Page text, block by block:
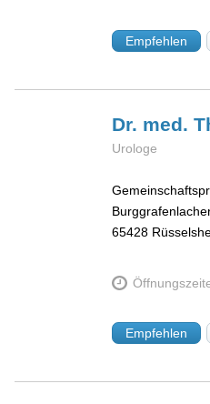
Empfehlen
Dr. med.
Urologe
65428
Empfehlen